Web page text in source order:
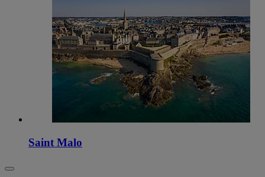
Saint Malo